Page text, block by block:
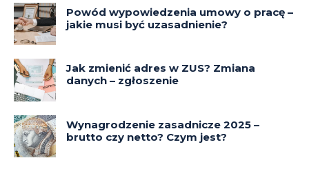
Powód wypowiedzenia umowy o pracę –
jakie musi być uzasadnienie?
Jak zmienić adres w ZUS? Zmiana
danych – zgłoszenie
Wynagrodzenie zasadnicze 2025 –
brutto czy netto? Czym jest?